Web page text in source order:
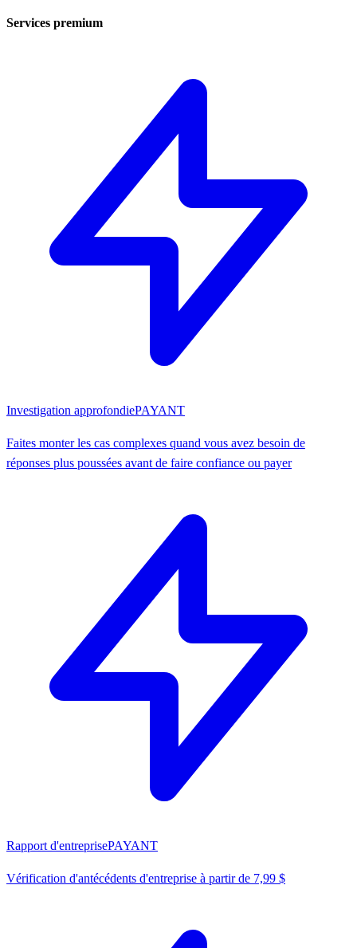
Services premium
Investigation approfondiePAYANT
Faites monter les cas complexes quand vous avez besoin de
réponses plus poussées avant de faire confiance ou payer
Rapport d'entreprisePAYANT
Vérification d'antécédents d'entreprise à partir de 7,99 $